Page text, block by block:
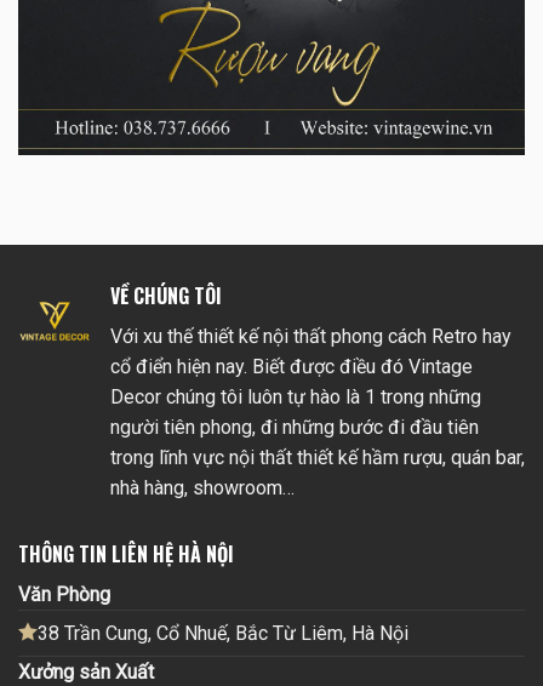
VỀ CHÚNG TÔI
Với xu thế thiết kế nội thất phong cách Retro hay
cổ điển hiện nay. Biết được điều đó Vintage
Decor chúng tôi luôn tự hào là 1 trong những
người tiên phong, đi những bước đi đầu tiên
trong lĩnh vực nội thất thiết kế hầm rượu, quán bar,
nhà hàng, showroom…
THÔNG TIN LIÊN HỆ HÀ NỘI
Văn Phòng
38 Trần Cung, Cổ Nhuế, Bắc Từ Liêm, Hà Nội
Xưởng sản Xuất